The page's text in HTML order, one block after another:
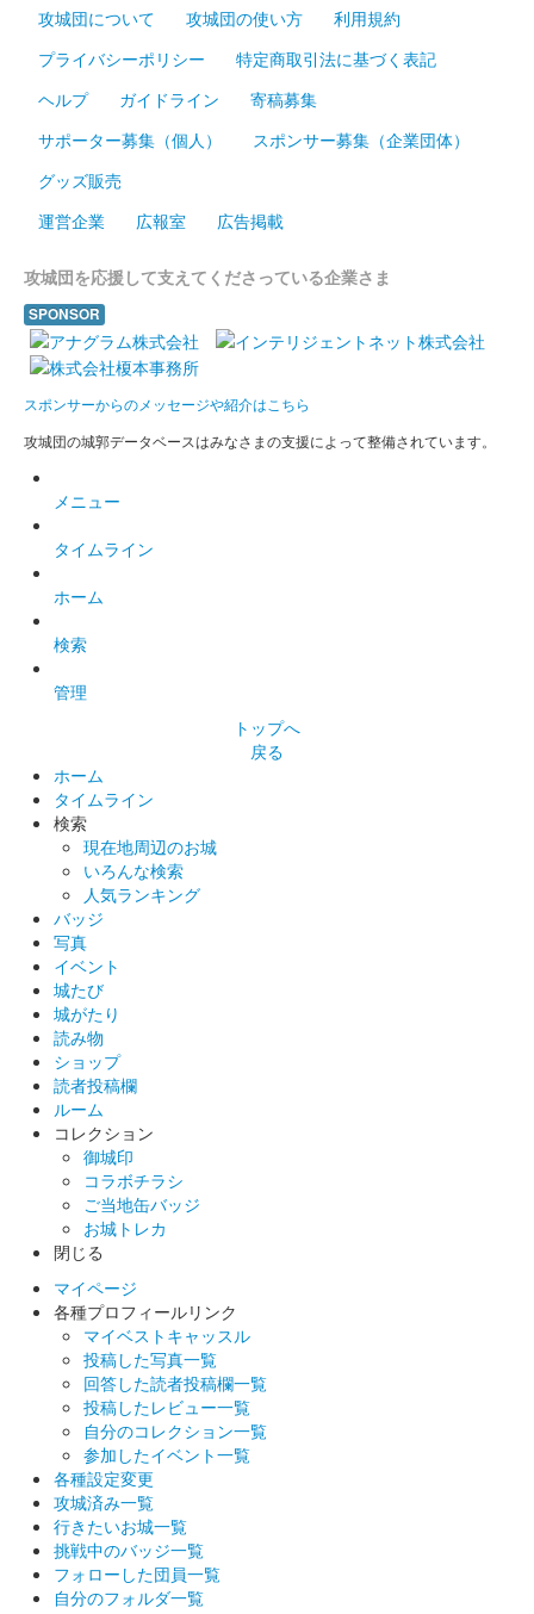
攻城団について 攻城団の使い方
利用規約
プライバシーポリシー
特定商取引法に基づく表記
ヘルプ
ガイドライン
寄稿募集
サポーター募集（個人）
スポンサー募集（企業団体）
グッズ販売
運営企業
広報室 広告掲載
攻城団を応援して支えてくださっている企業さま
SPONSOR
スポンサーからのメッセージや紹介はこちら
攻城団の城郭データベースはみなさまの支援によって整備されています。
メニュー
タイムライン
ホーム
検索
管理
トップへ
戻る
ホーム
タイムライン
検索
現在地周辺のお城
いろんな検索
人気ランキング
バッジ
写真
イベント
城たび
城がたり
読み物
ショップ
読者投稿欄
ルーム
コレクション
御城印
コラボチラシ
ご当地缶バッジ
お城トレカ
閉じる
マイページ
各種プロフィールリンク
マイベストキャッスル
投稿した写真一覧
回答した読者投稿欄一覧
投稿したレビュー一覧
自分のコレクション一覧
参加したイベント一覧
各種設定変更
攻城済み一覧
行きたいお城一覧
挑戦中のバッジ一覧
フォローした団員一覧
自分のフォルダ一覧